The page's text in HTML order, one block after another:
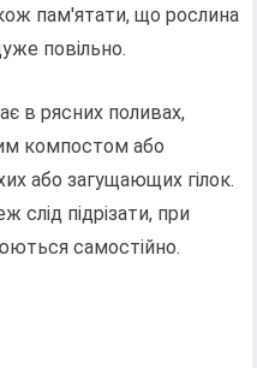
пам'ятати, що рослина
повільно.
в рясних поливах,
компостом або
або загущающих гілок.
слід підрізати, при
самостійно.